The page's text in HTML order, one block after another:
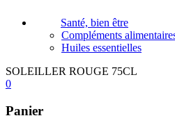
Santé, bien être
Compléments
Huiles essentielles
SOLEILLER ROUGE 75CL
0
Panier